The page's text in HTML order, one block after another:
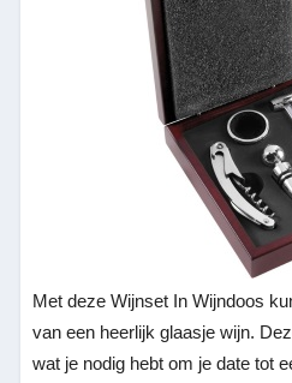
Met deze Wijnset In Wijndoos
van een heerlijk glaasje wijn.
wat je nodig hebt om je date tot